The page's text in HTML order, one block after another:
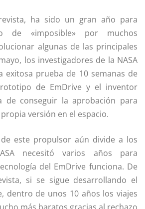
ha sido un gran año para
de «imposible» por muchos
algunas de las principales
los investigadores de la NASA
exitosa prueba de 10 semanas de
de EmDrive y el inventor
de conseguir la aprobación para
versión en el espacio.
este propulsor aún divide a los
necesitó varios años para
del EmDrive funciona. De
si se sigue desarrollando el
dentro de unos 10 años los viajes